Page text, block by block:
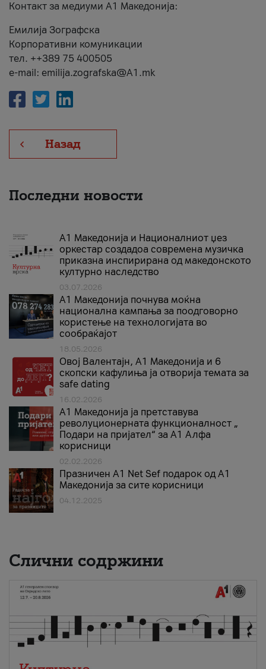
Контакт за медиуми А1 Македонија:
Емилија Зографска
Корпоративни комуникации
тел. ++389 75 400505
e-mail: emilija.zografska@A1.mk
Назад
Последни новости
А1 Македонија и Националниот џез
оркестар создадоа современа музичка
приказна инспирирана од македонското
културно наследство
03.07.2026
A1 Македонија почнува моќна
национална кампања за поодговорно
користење на технологијата во
сообраќајот
18.05.2026
Овој Валентајн, A1 Македонија и 6
скопски кафулиња ја отворија темата за
safe dating
16.02.2026
А1 Македонија ја претставува
револуционерната функционалност „
Подари на пријател“ за А1 Алфа
корисници
02.02.2026
Празничен A1 Net Sеf подарок од А1
Македонија за сите корисници
04.12.2025
Слични содржини